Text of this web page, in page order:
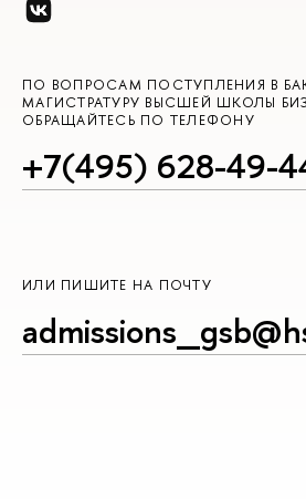
ПО ВОПРОСАМ ПОСТУПЛЕНИЯ В
МАГИСТРАТУРУ ВЫСШЕЙ ШКОЛЫ
ОБРАЩАЙТЕСЬ ПО ТЕЛЕФОНУ
+7(495) 628-49-
ИЛИ ПИШИТЕ НА ПОЧТУ